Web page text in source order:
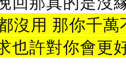
沒用 那你千
也許對你會更